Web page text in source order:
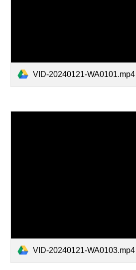
VID-20240121-WA0101.mp4
VID-20240121-WA0103.mp4